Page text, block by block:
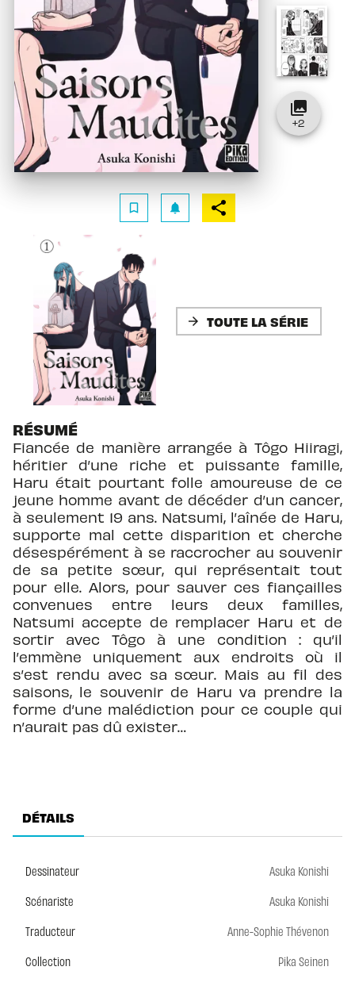
bookmark_border notifications
arrow_forward TOUTE LA SÉRIE
RÉSUMÉ
Fiancée de manière arrangée à Tôgo Hiiragi,
héritier d’une riche et puissante famille,
Haru était pourtant folle amoureuse de ce
jeune homme avant de décéder d’un cancer,
à seulement 19 ans. Natsumi, l’aînée de Haru,
supporte mal cette disparition et cherche
désespérément à se raccrocher au souvenir
de sa petite sœur, qui représentait tout
pour elle. Alors, pour sauver ces fiançailles
convenues entre leurs deux familles,
Natsumi accepte de remplacer Haru et de
sortir avec Tôgo à une condition : qu’il
l’emmène uniquement aux endroits où il
s’est rendu avec sa sœur. Mais au fil des
saisons, le souvenir de Haru va prendre la
forme d’une malédiction pour ce couple qui
n’aurait pas dû exister…
collections
+2
DÉTAILS
Dessinateur
Asuka Konishi
Scénariste
Asuka Konishi
Traducteur
Anne-Sophie Thévenon
Collection
Pika Seinen